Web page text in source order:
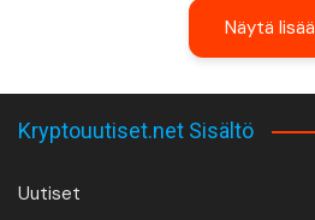
Näytä lisää
Kryptouutiset.net Sisältö
Uutiset